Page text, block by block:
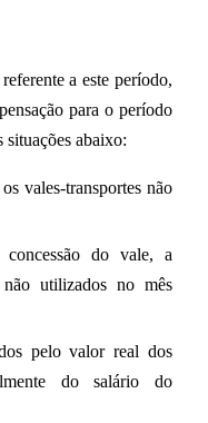
a este período,
para o período
situações abaixo:
vales-transportes não
do vale, a
utilizados no mês
pelo valor real dos
do salário do